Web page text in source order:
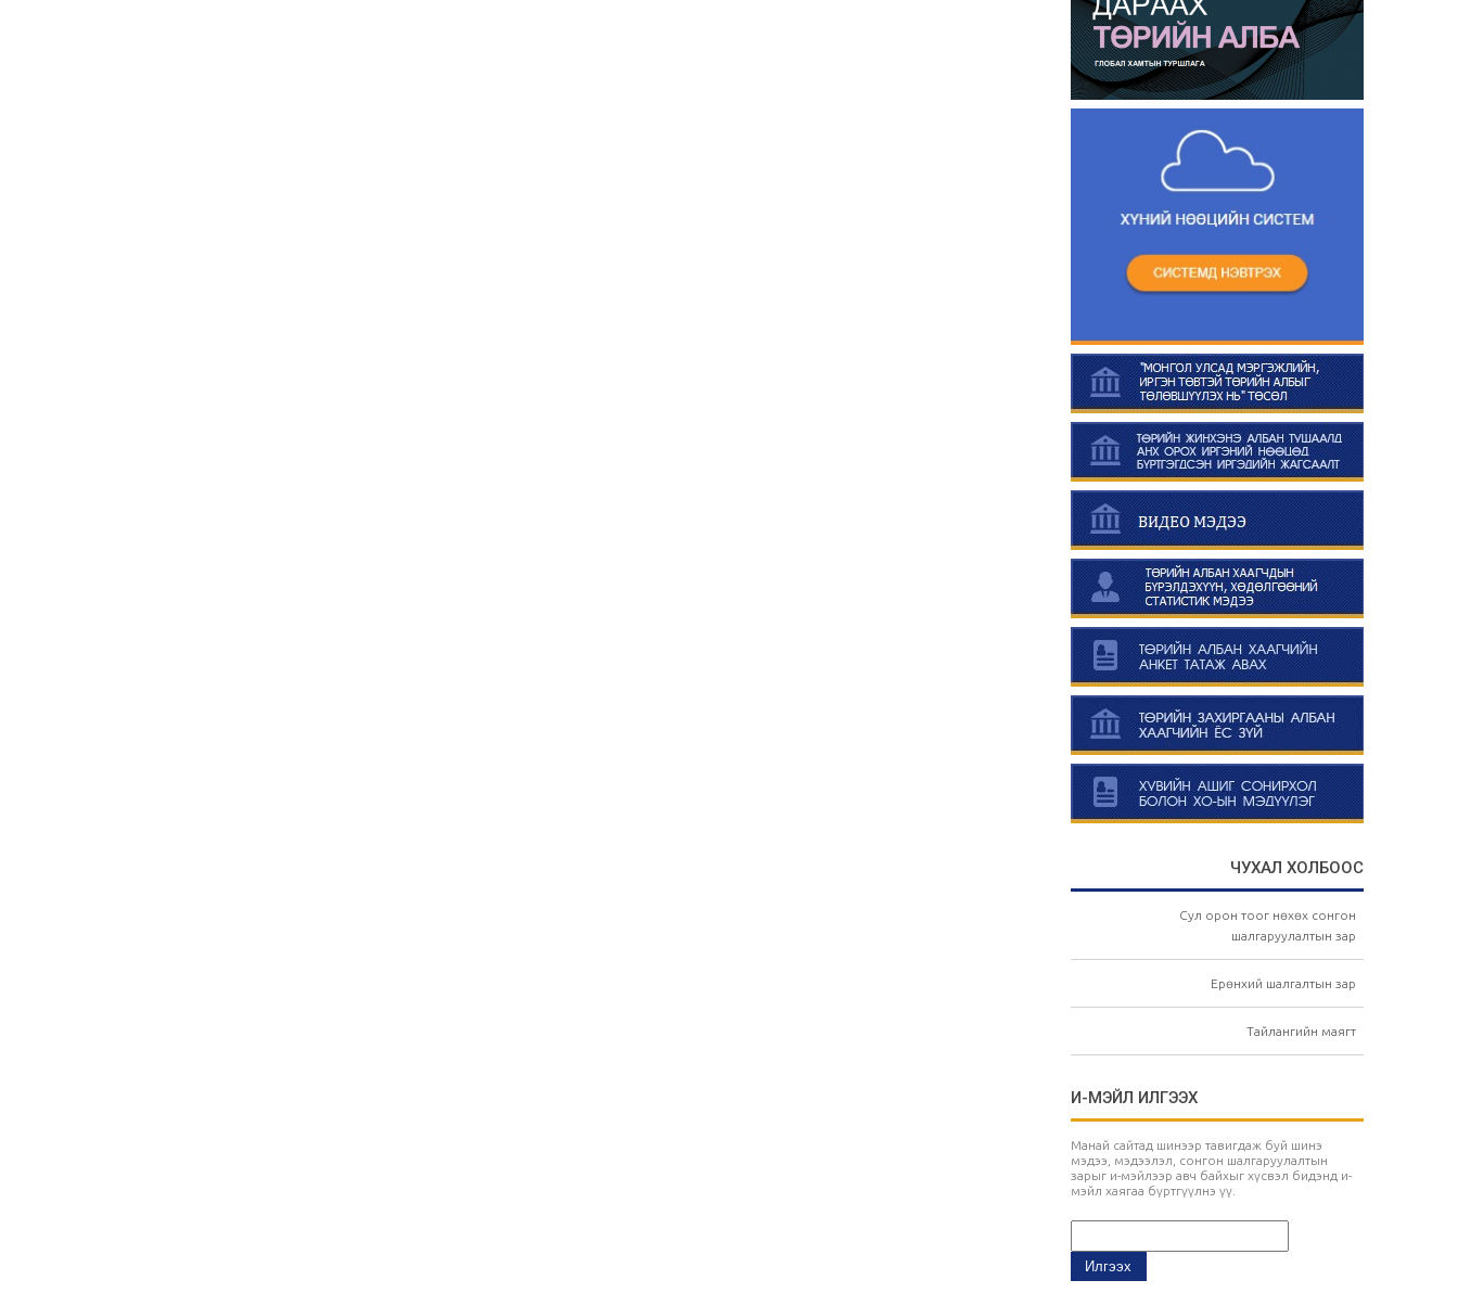
ЧУХАЛ ХОЛБООС
Сул орон тоог нөхөх сонгон
шалгаруулалтын зар
Ерөнхий шалгалтын зар
Тайлангийн маягт
И-МЭЙЛ ИЛГЭЭХ
Манай сайтад шинээр тавигдаж буй шинэ
мэдээ, мэдээлэл, сонгон шалгаруулалтын
зарыг и-мэйлээр авч байхыг хүсвэл бидэнд и-
мэйл хаягаа бүртгүүлнэ үү.